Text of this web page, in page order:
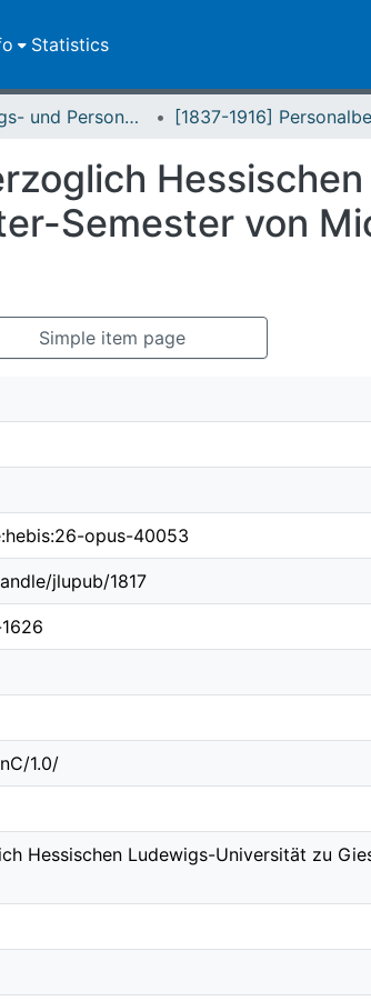
Statistics
Vorlesungs- und Personalverzeichnis / Justus-Liebig-Universität Gießen
Semester von
Simple item page
opus-40053
jlupub/1817
1.0/
Hessischen Ludewigs-Universität zu